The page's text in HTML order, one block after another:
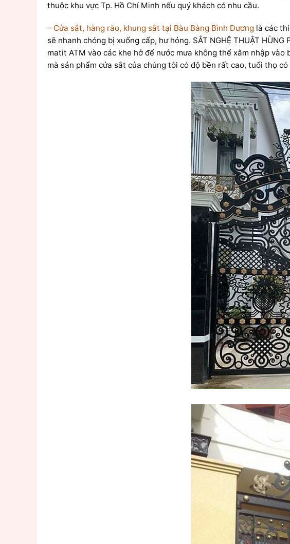
thuộc khu vực Tp. Hồ Chí Minh nếu quý khách có nhu cầu.
– Cửa sắt, hàng rào, khung sắt tại Bàu Bàng Bình Dương là các
sẽ nhanh chóng bị xuống cấp, hư hỏng. SẮT NGHỆ THUẬT
matit ATM vào các khe hở để nước mưa không thể xâm nhập
mà sản phẩm cửa sắt của chúng tôi có độ bền rất cao, tuổi thọ